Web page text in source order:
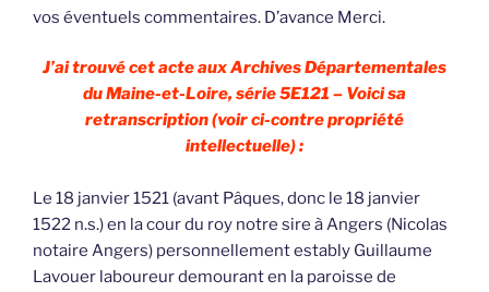
vos éventuels commentaires. D’avance Merci.
J’ai trouvé cet acte aux Archives Départementales
du Maine-et-Loire, série 5E121 – Voici sa
retranscription (voir ci-contre propriété
intellectuelle) :
Le 18 janvier 1521 (avant Pâques, donc le 18 janvier
1522 n.s.) en la cour du roy notre sire à Angers (Nicolas
notaire Angers) personnellement estably Guillaume
Lavouer laboureur demourant en la paroisse de